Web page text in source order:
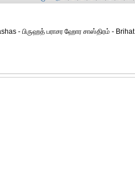
- பிருஹத் பராசர ஹோர சாஸ்திரம் - Brihat